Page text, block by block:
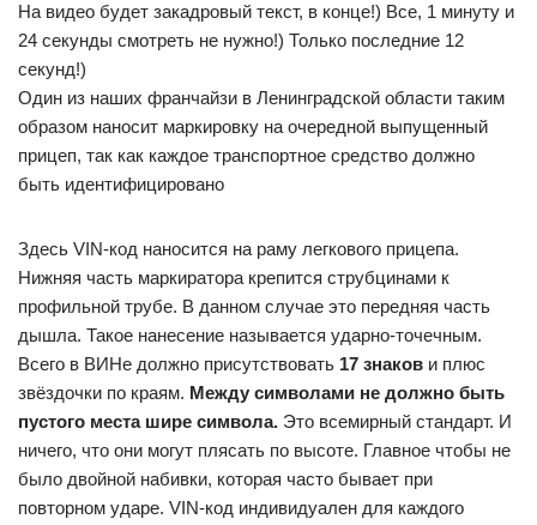
На видео будет закадровый текст, в конце!) Все, 1 минуту и
24 секунды смотреть не нужно!) Только последние 12
секунд!)
Один из наших франчайзи в Ленинградской области таким
образом наносит маркировку на очередной выпущенный
прицеп, так как каждое транспортное средство должно
быть идентифицировано
Здесь VIN-код наносится на раму легкового прицепа.
Нижняя часть маркиратора крепится струбцинами к
профильной трубе. В данном случае это передняя часть
дышла. Такое нанесение называется ударно-точечным.
Всего в ВИНе должно присутствовать 17 знаков и плюс
звёздочки по краям. Между символами не должно быть
пустого места шире символа. Это всемирный стандарт. И
ничего, что они могут плясать по высоте. Главное чтобы не
было двойной набивки, которая часто бывает при
повторном ударе. VIN-код индивидуален для каждого